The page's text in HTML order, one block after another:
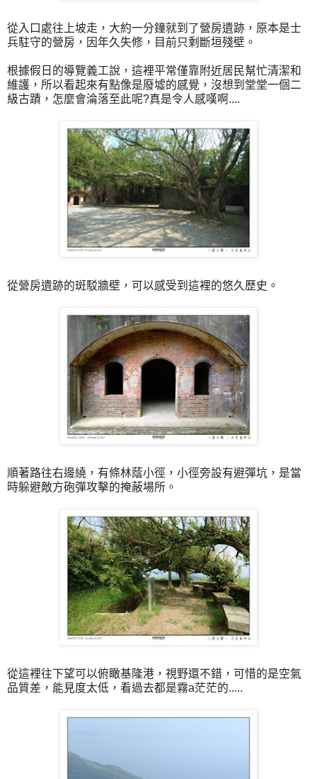
從入口處往上坡走，大約一分鐘就到了營房遺跡，原本是士
兵駐守的營房，因年久失修，目前只剩斷垣殘壁。
根據假日的導覽義工說，這裡平常僅靠附近居民幫忙清潔和
維護，所以看起來有點像是廢墟的感覺，沒想到堂堂一個二
級古蹟，怎麼會淪落至此呢?真是令人感嘆啊....
從營房遺跡的斑駁牆壁，可以感受到這裡的悠久歷史。
順著路往右邊繞，有條林蔭小徑，小徑旁設有避彈坑，是當
時躲避敵方砲彈攻擊的掩蔽場所。
從這裡往下望可以俯瞰基隆港，視野還不錯，可惜的是空氣
品質差，能見度太低，看過去都是霧a茫茫的.....